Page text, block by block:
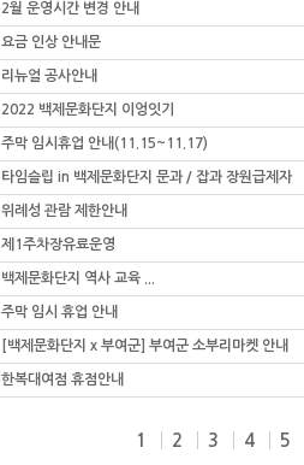
2월 운영시간 변경 안내
요금 인상 안내문
리뉴얼 공사안내
2022 백제문화단지 이엉잇기
주막 임시휴업 안내(11.15~11.17)
타임슬립 in 백제문화단지 문과 / 잡과 장원급제자
위례성 관람 제한안내
제1주차장유료운영
백제문화단지 역사 교육 ...
주막 임시 휴업 안내
[백제문화단지 x 부여군] 부여군 소부리마켓 안내
한복대여점 휴점안내
1 2 3 4 5